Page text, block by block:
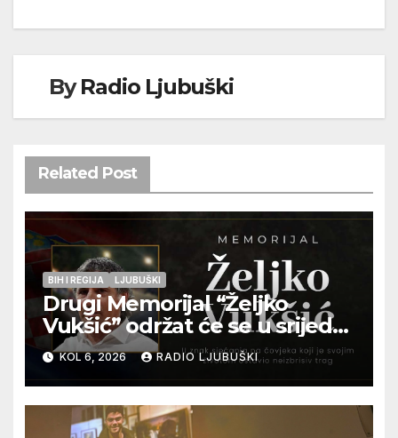
ByRadio Ljubuški
Related Post
BIH I REGIJA LJUBUŠKI
Drugi Memorijal “Željko
Vukšić” održat će se u srijedu
12. kolovoza u Otoku
KOL 6, 2026 RADIO LJUBUŠKI